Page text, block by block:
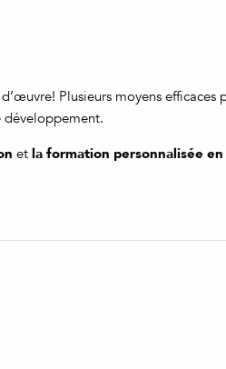
Plusieurs moyens efficaces
développement.
et la formation personnalisée